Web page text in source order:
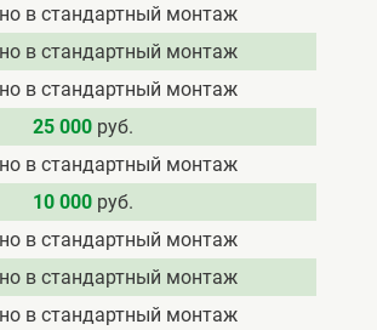
в стандартный монтаж
в стандартный монтаж
в стандартный монтаж
25 000 руб.
в стандартный монтаж
10 000 руб.
в стандартный монтаж
в стандартный монтаж
в стандартный монтаж